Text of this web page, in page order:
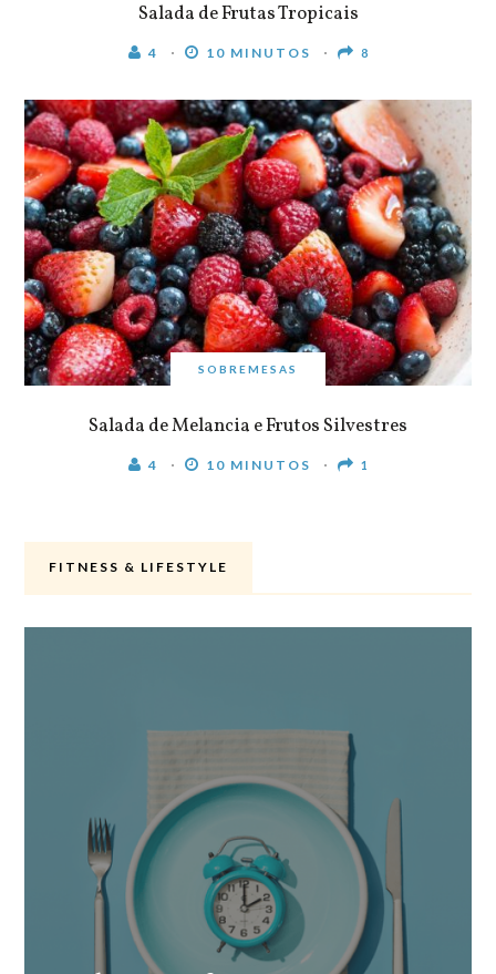
Salada de Frutas Tropicais
4 10 MINUTOS 8
SOBREMESAS
Salada de Melancia e Frutos Silvestres
4 10 MINUTOS 1
FITNESS & LIFESTYLE